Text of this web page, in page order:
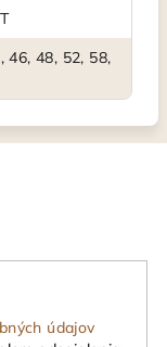
46, 48, 52, 58,
údajov